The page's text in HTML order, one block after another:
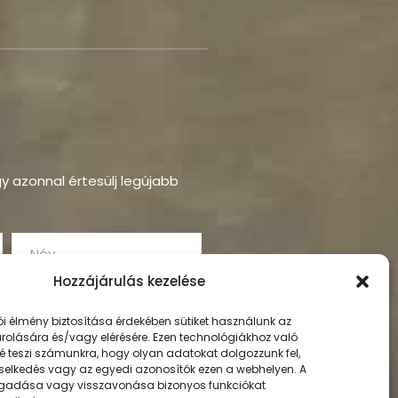
Hozzájárulás kezelése
élmény biztosítása érdekében sütiket használunk az
és/vagy elérésére. Ezen technológiákhoz való
teszi számunkra, hogy olyan adatokat dolgozzunk fel,
vagy az egyedi azonosítók ezen a webhelyen. A
vagy visszavonása bizonyos funkciókat
azonnal értesülj legújabb